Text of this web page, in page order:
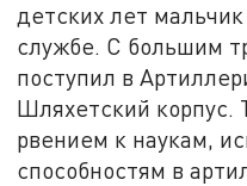
детских лет
службе. С большим
поступил в
Шляхетский корпус.
рвением к наукам,
способностям в